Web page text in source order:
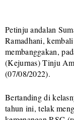
Petinju andalan
Ramadhani,
membanggakan,
(Kejurnas) Tinju
(07/08/2022).
Bertanding di
tahun ini, telak